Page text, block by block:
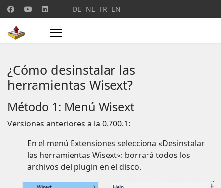
Seleccione su idioma
DE NL FR EN
¿Cómo desinstalar las
herramientas Wisext?
Método 1: Menú Wisext
Versiones anteriores a la 0.700.1:
En el menú Extensiones selecciona «Desinstalar
las herramientas Wisext»: borrará todos los
archivos del plugin en el disco.